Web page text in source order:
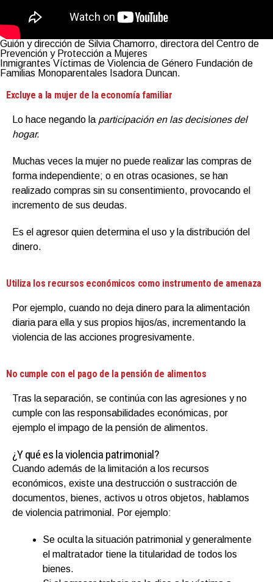
Guión y dirección de Silvia Chamorro, directora del Centro de
Prevención y Protección a Mujeres
Inmigrantes Víctimas de Violencia de Género Fundación de
Familias Monoparentales Isadora Duncan.
Excluye a la mujer de la economía familiar
Lo hace negando la participación en las decisiones del
hogar.
Muchas veces la mujer no puede realizar las compras de
forma independiente; o en otras ocasiones, se han
realizado compras sin su consentimiento, provocando el
incremento de sus deudas.
Es el agresor quien determina el uso y la distribución del
dinero.
Utiliza los recursos económicos como instrumento de amenaza
Por ejemplo, cuando no deja dinero para la alimentación
diaria para ella y sus propios hijos/as, incrementando la
violencia de las acciones progresivamente.
No cumple con el pago de la pensión de alimentos
Tras la separación, se continúa con las agresiones y no
cumple con las responsabilidades económicas, por
ejemplo el impago de la pensión de alimentos.
¿Y qué es la violencia patrimonial?
Cuando además de la limitación a los recursos
económicos, existe una destrucción o sustracción de
documentos, bienes, activos u otros objetos, hablamos
de violencia patrimonial. Por ejemplo:
Se oculta la situación patrimonial y generalmente
el maltratador tiene la titularidad de todos los
bienes.